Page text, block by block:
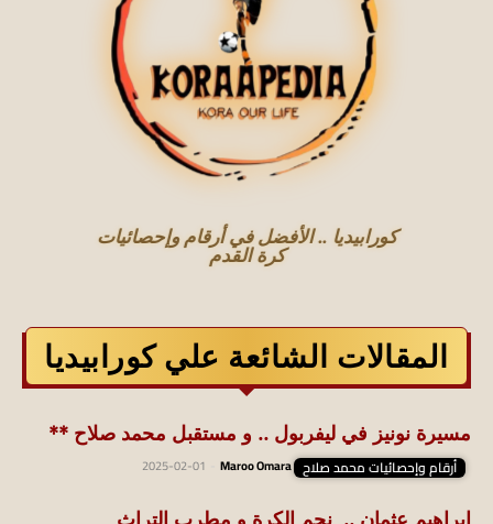
كورابيديا .. الأفضل في أرقام وإحصائيات
كرة القدم
المقالات الشائعة علي كورابيديا
مسيرة نونيز في ليفربول .. و مستقبل محمد صلاح **
أرقام وإحصائيات محمد صلاح Maroo Omara
2025-02-01